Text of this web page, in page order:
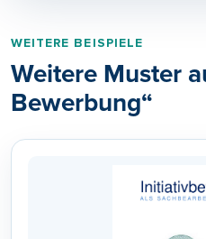
WEITERE BEISPIELE
Weitere Muster
Bewerbung“